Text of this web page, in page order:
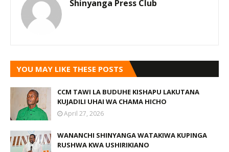
Shinyanga Press Club
YOU MAY LIKE THESE POSTS
CCM TAWI LA BUDUHE KISHAPU LAKUTANA
KUJADILI UHAI WA CHAMA HICHO
April 27, 2026
WANANCHI SHINYANGA WATAKIWA KUPINGA
RUSHWA KWA USHIRIKIANO